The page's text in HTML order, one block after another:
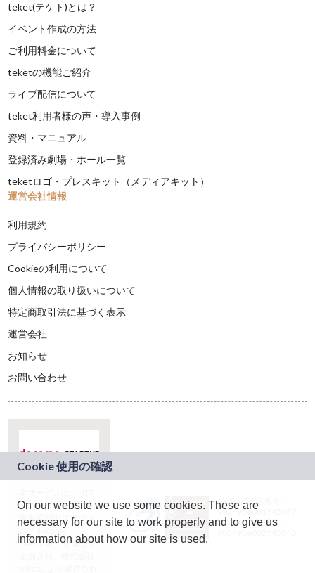
teket(テケト)とは？
イベント作成の方法
ご利用料金について
teketの機能ご紹介
ライブ配信について
teket利用者様の声・導入事例
資料・マニュアル
登録済み劇場・ホール一覧
teketロゴ・プレスキット（メディアキット）
運営会社情報
利用規約
プライバシーポリシー
Cookieの利用について
個人情報の取り扱いについて
特定商取引法に基づく表示
運営会社
お知らせ
お問い合わせ
ドコモグループの新
規事業創出プログラ
ム「docomo
STARTUP」を通じて
JASRAC許諾番号：
9024936001Y45037
JASRAC許諾番号：
On our website we use some cookies. These are
necessary for our site to work properly and to give us
information about how our site is used.